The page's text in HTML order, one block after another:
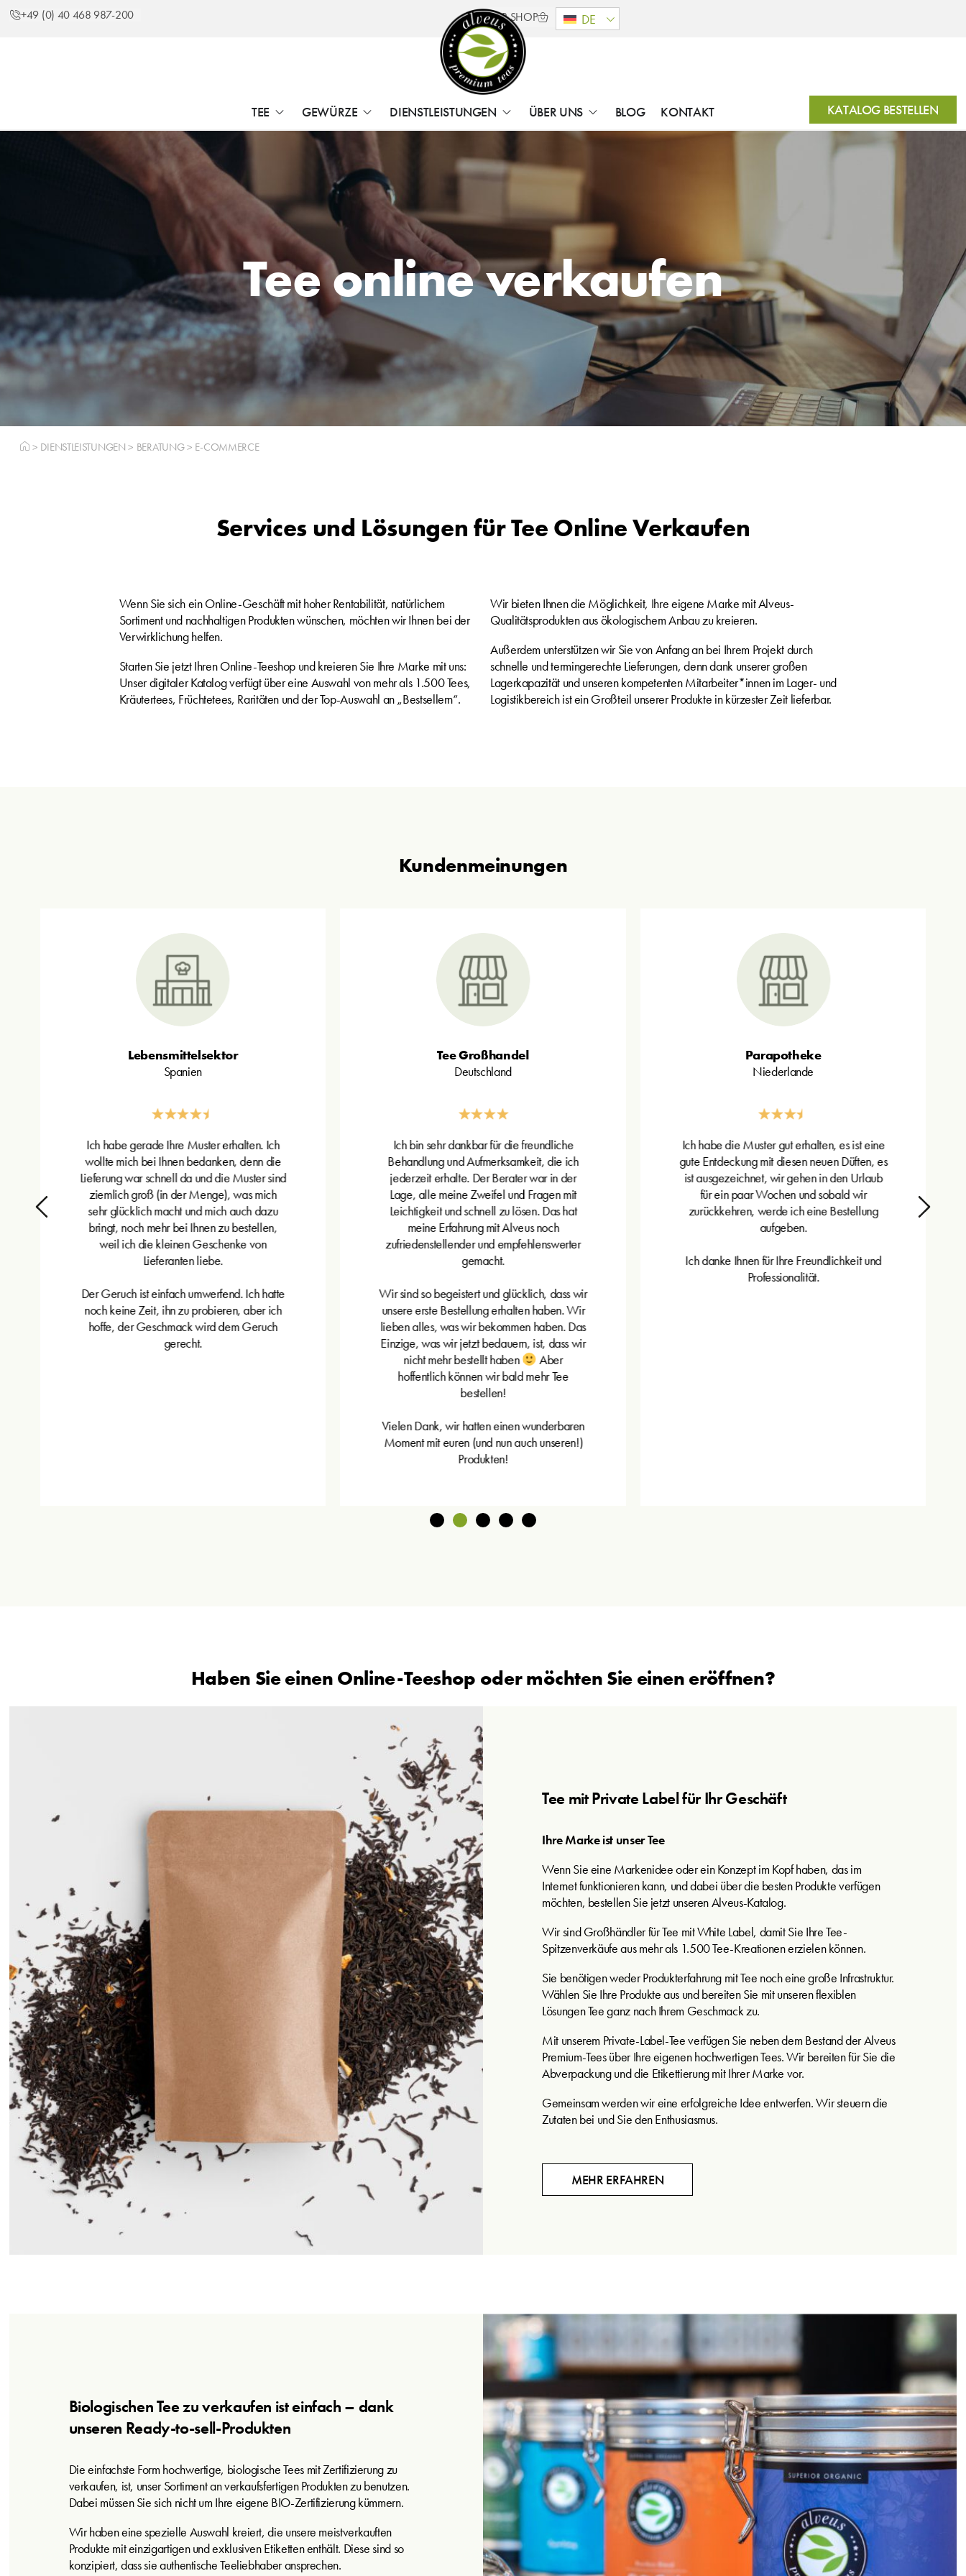
+49 (0) 40 468 987-200 B2B SHOP DE
TEE GEWÜRZE DIENSTLEISTUNGEN ÜBER UNS BLOG KONTAKT KATALOG BESTELLEN
Tee online verkaufen
> DIENSTLEISTUNGEN > BERATUNG> E-COMMERCE
Services und Lösungen für Tee Online Verkaufen
Wenn Sie sich ein Online-Geschäft mit hoher Rentabilität, natürlichem
Sortiment und nachhaltigen Produkten wünschen, möchten wir Ihnen bei der
Verwirklichung helfen.
Starten Sie jetzt Ihren Online-Teeshop und kreieren Sie Ihre Marke mit uns:
Unser digitaler Katalog verfügt über eine Auswahl von mehr als 1.500 Tees,
Kräutertees, Früchtetees, Raritäten und der Top-Auswahl an „Bestsellern“.
Wir bieten Ihnen die Möglichkeit, Ihre eigene Marke mit Alveus-
Qualitätsprodukten aus ökologischem Anbau zu kreieren.
Außerdem unterstützen wir Sie von Anfang an bei Ihrem Projekt durch
schnelle und termingerechte Lieferungen, denn dank unserer großen
Lagerkapazität und unseren kompetenten Mitarbeiter*innen im Lager- und
Logistikbereich ist ein Großteil unserer Produkte in kürzester Zeit lieferbar.
Kundenmeinungen
Ich habe gerade Ihre Muster erhalten. Ich
wollte mich bei Ihnen bedanken, denn die
Lieferung war schnell da und die Muster sind
ziemlich groß (in der Menge), was mich
sehr glücklich macht und mich auch dazu
bringt, noch mehr bei Ihnen zu bestellen,
weil ich die kleinen Geschenke von
Lieferanten liebe.
Der Geruch ist einfach umwerfend. Ich hatte
noch keine Zeit, ihn zu probieren, aber ich
hoffe, der Geschmack wird dem Geruch
gerecht.
Lebensmittelsektor
Spanien
Ich bin sehr dankbar für die freundliche
Behandlung und Aufmerksamkeit, die ich
jederzeit erhalte. Der Berater war in der
Lage, alle meine Zweifel und Fragen mit
Leichtigkeit und schnell zu lösen. Das hat
meine Erfahrung mit Alveus noch
zufriedenstellender und empfehlenswerter
gemacht.
Wir sind so begeistert und glücklich, dass wir
unsere erste Bestellung erhalten haben. Wir
lieben alles, was wir bekommen haben. Das
Einzige, was wir jetzt bedauern, ist, dass wir
nicht mehr bestellt haben
Aber
hoffentlich können wir bald mehr Tee
bestellen!
Vielen Dank, wir hatten einen wunderbaren
Moment mit euren (und nun auch unseren!)
Produkten!
Tee Großhandel
Deutschland
Ich habe die Muster gut erhalten, es ist eine
gute Entdeckung mit diesen neuen Düften, es
ist ausgezeichnet, wir gehen in den Urlaub
für ein paar Wochen und sobald wir
zurückkehren, werde ich eine Bestellung
aufgeben.
Ich danke Ihnen für Ihre Freundlichkeit und
Professionalität.
Parapotheke
Niederlande
Haben Sie einen Online-Teeshop oder möchten Sie einen eröffnen?
Tee mit Private Label für Ihr Geschäft
Ihre Marke ist unser Tee
Wenn Sie eine Markenidee oder ein Konzept im Kopf haben, das im
Internet funktionieren kann, und dabei über die besten Produkte verfügen
möchten, bestellen Sie jetzt unseren Alveus-Katalog.
Wir sind Großhändler für Tee mit White Label, damit Sie Ihre Tee-
Spitzenverkäufe aus mehr als 1.500 Tee-Kreationen erzielen können.
Sie benötigen weder Produkterfahrung mit Tee noch eine große Infrastruktur.
Wählen Sie Ihre Produkte aus und bereiten Sie mit unseren flexiblen
Lösungen Tee ganz nach Ihrem Geschmack zu.
Mit unserem Private-Label-Tee verfügen Sie neben dem Bestand der Alveus
Premium-Tees über Ihre eigenen hochwertigen Tees. Wir bereiten für Sie die
Abverpackung und die Etikettierung mit Ihrer Marke vor.
Gemeinsam werden wir eine erfolgreiche Idee entwerfen. Wir steuern die
Zutaten bei und Sie den Enthusiasmus.
MEHR ERFAHREN
Biologischen Tee zu verkaufen ist einfach – dank
unseren Ready-to-sell-Produkten
Die einfachste Form hochwertige, biologische Tees mit Zertifizierung zu
verkaufen, ist, unser Sortiment an verkaufsfertigen Produkten zu benutzen.
Dabei müssen Sie sich nicht um Ihre eigene BIO-Zertifizierung kümmern.
Wir haben eine spezielle Auswahl kreiert, die unsere meistverkauften
Produkte mit einzigartigen und exklusiven Etiketten enthält. Diese sind so
konzipiert, dass sie authentische Teeliebhaber ansprechen.